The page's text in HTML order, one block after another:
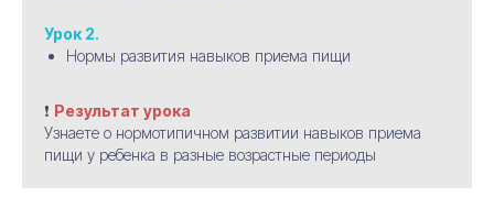
Урок 2.
Нормы развития навыков приема пищи
❗ Результат урока
Узнаете о нормотипичном развитии навыков приема
пищи у ребенка в разные возрастные периоды